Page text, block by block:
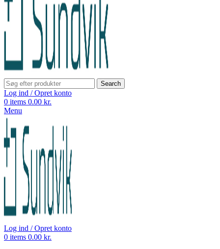
Search
Log ind / Opret konto
0 items 0.00 kr.
Menu
Log ind / Opret konto
0 items 0.00 kr.